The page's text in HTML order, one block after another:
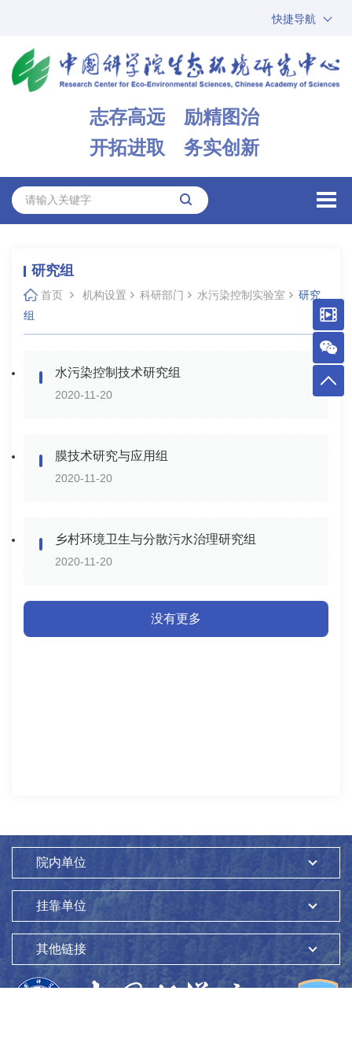
快捷导航
ARP
邮箱
志存高远 励精图治
开拓进取 务实创新
研究组
首页 机构设置 科研部门 水污染控制实验室
研究
组
水污染控制技术研究组
2020-11-20
膜技术研究与应用组
2020-11-20
乡村环境卫生与分散污水治理研究组
2020-11-20
没有更多
院内单位
挂靠单位
其他链接